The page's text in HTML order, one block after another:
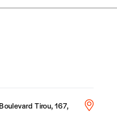
votre volonté de
Tirou, 167,